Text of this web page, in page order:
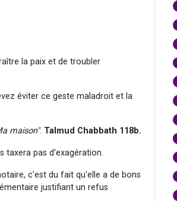
la paix et de troubler
éviter ce geste maladroit et la
maison". Talmud Chabbath 118b.
taxera pas d'exagération.
c'est du fait qu'elle a de bons
justifiant un refus